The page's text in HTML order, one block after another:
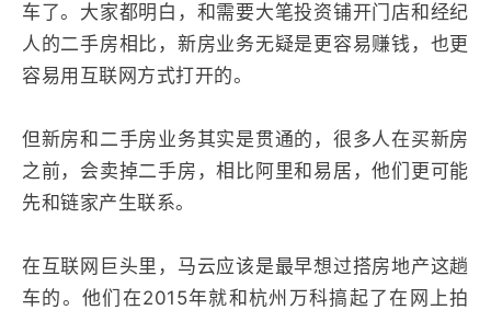
车了。大家都明白，和需要大笔投资铺开门店和经纪
人的二手房相比，新房业务无疑是更容易赚钱，也更
容易用互联网方式打开的。
但新房和二手房业务其实是贯通的，很多人在买新房
之前，会卖掉二手房，相比阿里和易居，他们更可能
先和链家产生联系。
在互联网巨头里，马云应该是最早想过搭房地产这趟
车的。他们在2015年就和杭州万科搞起了在网上拍